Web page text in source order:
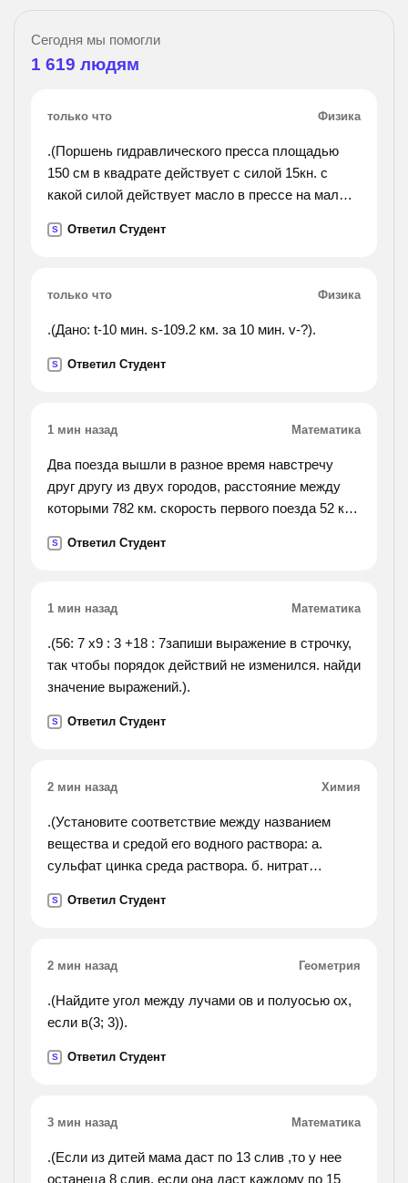
Сегодня мы помогли
1 619 людям
только что Физика
.(Поршень гидравлического пресса площадью
150 см в квадрате действует с силой 15кн. с
какой силой действует масло в прессе на малый
S Ответил Студент
только что Физика
.(Дано: t-10 мин. s-109.2 км. за 10 мин. v-?).
S Ответил Студент
1 мин назад Математика
Два поезда вышли в разное время навстречу
друг другу из двух городов, расстояние между
которыми 782 км. скорость первого поезда 52 км/
встретился со вторым. на сколько один из
S Ответил Студент
1 мин назад Математика
.(56: 7 х9 : 3 +18 : 7запиши выражение в строчку,
так чтобы порядок действий не изменился. найди
значение выражений.).
S Ответил Студент
2 мин назад Химия
.(Установите соответствие между названием
вещества и средой его водного раствора: а.
сульфат цинка среда раствора. б. нитрат
2.нейтральная г. гидрофосфат натрия
S Ответил Студент
2 мин назад Геометрия
.(Найдите угол между лучами ов и полуосью ох,
если в(3; 3)).
S Ответил Студент
3 мин назад Математика
.(Если из дитей мама даст по 13 слив ,то у нее
останеца 8 слив. если она даст каждому по 15